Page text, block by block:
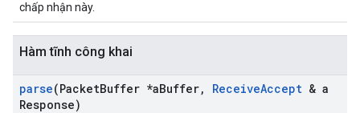
chấp nhận này.
Hàm tĩnh công khai
parse(PacketBuffer *aBuffer, ReceiveAccept & a
Response)